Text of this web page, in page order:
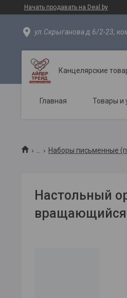
Начать продавать на Deal.by
ул.Скрыганова д.6/2-23,
Канцелярские
Главная Товары и
Наборы письменные
Настольный